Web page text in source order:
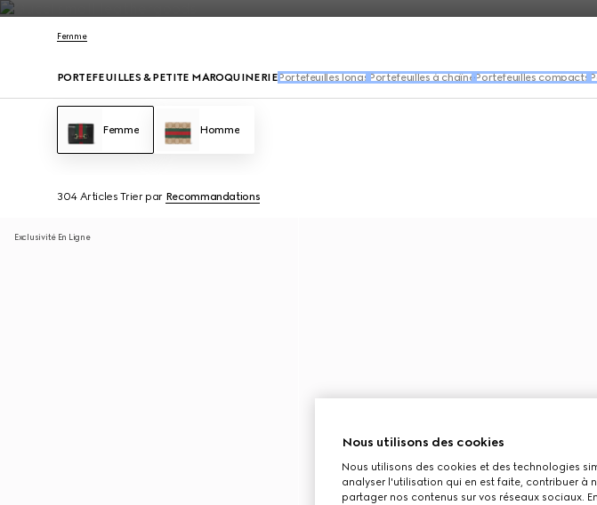
Nous Contacter
Femme
PORTEFEUILLES & PETITE MAROQUINERIE Portefeuilles longs Portefeuilles à chaînePortefeuilles compacts
Femme Homme
304 Articles Trier par Recommandations
Exclusivité En Ligne
Nous utilisons des cookies
Nous utilisons des cookies et des technologies
analyser l'utilisation qui en est faite, contribuer à
partager nos contenus sur vos réseaux sociaux.